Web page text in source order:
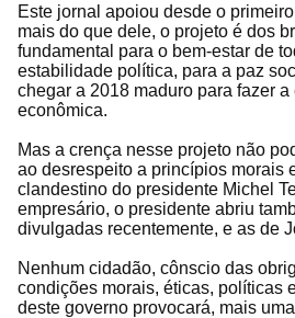
Este jornal apoiou desde o
mais do que dele, o projeto é dos
fundamental para o bem-estar de
estabilidade política, para a paz
chegar a 2018 maduro para fazer
econômica.
Mas a crença nesse projeto não
ao desrespeito a princípios morais
clandestino do presidente Michel
empresário, o presidente abriu
divulgadas recentemente, e as de
Nenhum cidadão, cônscio das
condições morais, éticas, políticas
deste governo provocará, mais